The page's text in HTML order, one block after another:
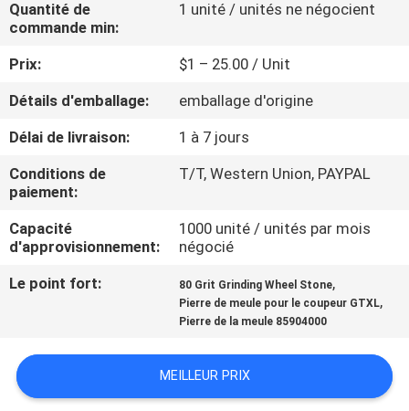
D'USINE
CONTRÔLE
DE
QUALITÉ
CONTACTEZ-
NOUS
NOUVELLES
CITATION
Quantité de
commande min:
1 unité / unités ne négocient
Prix:
$1 – 25.00 / Unit
Détails d'emballage:
emballage d'origine
Délai de livraison:
1 à 7 jours
Conditions de
paiement:
T/T, Western Union, PAYPAL
Capacité
d'approvisionnement:
1000 unité / unités par mois
négocié
Le point fort:
80 Grit Grinding Wheel Stone,
Pierre de meule pour le coupeur GTXL,
Pierre de la meule 85904000
MEILLEUR PRIX